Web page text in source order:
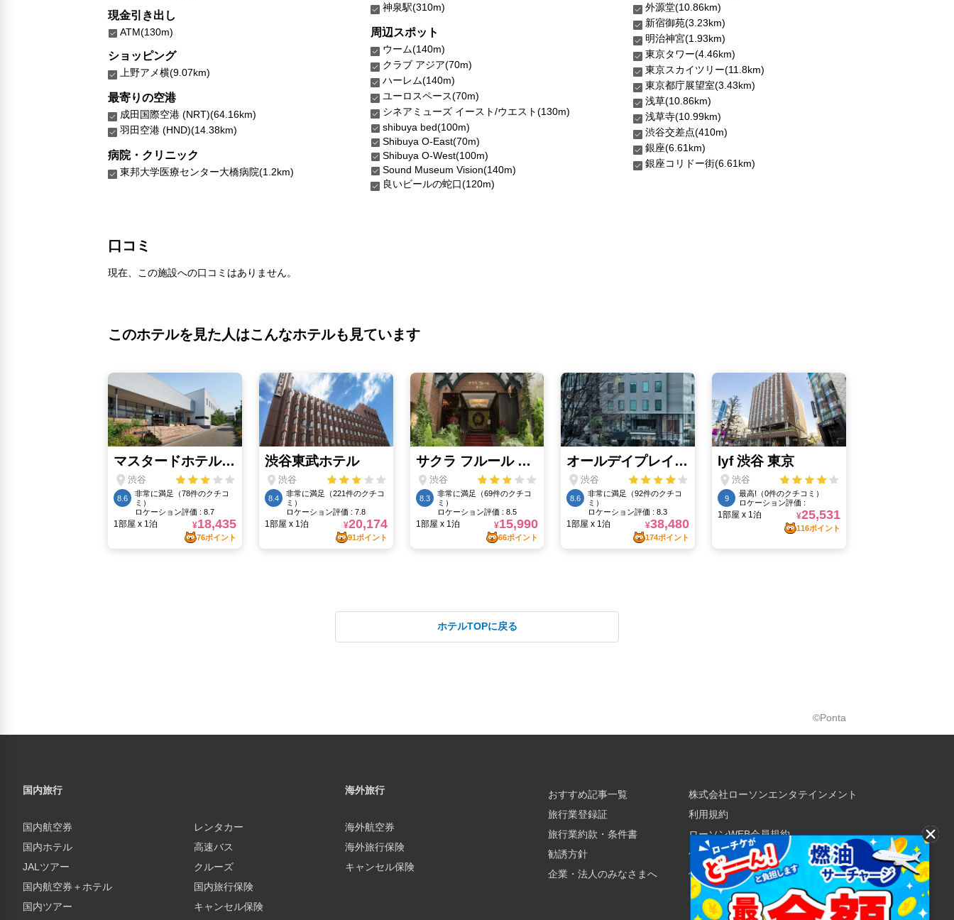
現金引き出し
ATM(130m)
ショッピング
上野アメ横(9.07km)
最寄りの空港
成田国際空港 (NRT)(64.16km)
羽田空港 (HND)(14.38km)
病院・クリニック
東邦大学医療センター大橋病院(1.2km)
神泉駅(310m)
周辺スポット
ウーム(140m)
クラブ アジア(70m)
ハーレム(140m)
ユーロスペース(70m)
シネアミューズ イースト/ウエスト(130m)
shibuya bed(100m)
Shibuya O-East(70m)
Shibuya O-West(100m)
Sound Museum Vision(140m)
良いビールの蛇口(120m)
外源堂(10.86km)
新宿御苑(3.23km)
明治神宮(1.93km)
東京タワー(4.46km)
東京スカイツリー(11.8km)
東京都庁展望室(3.43km)
浅草(10.86km)
浅草寺(10.99km)
渋谷交差点(410m)
銀座(6.61km)
銀座コリドー街(6.61km)
口コミ
現在、この施設への口コミはありません。
このホテルを見た人はこんなホテルも見ています
ホテルTOPに戻る
©Ponta
国内旅行
国内航空券
国内ホテル
JALツアー
国内航空券＋ホテル
国内ツアー
レンタカー
高速バス
クルーズ
国内旅行保険
キャンセル保険
海外旅行
海外航空券
海外旅行保険
キャンセル保険
おすすめ記事一覧
旅行業登録証
旅行業約款・条件書
勧誘方針
企業・法人のみなさまへ
株式会社ローソンエンタテインメント
利用規約
ローソンWEB会員規約
個人情報の取り扱いについて
個人情報保護方針